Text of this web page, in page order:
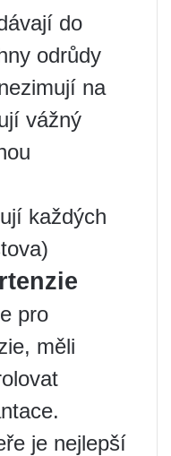
do
odrůdy
na
vážný
každých
pro
měli
je nejlepší